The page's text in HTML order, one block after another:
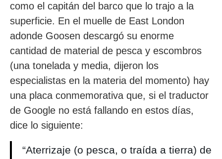
como el capitán del barco que lo trajo a la
superficie. En el muelle de East London
adonde Goosen descargó su enorme
cantidad de material de pesca y escombros
(una tonelada y media, dijeron los
especialistas en la materia del momento) hay
una placa conmemorativa que, si el traductor
de Google no está fallando en estos días,
dice lo siguiente:
“Aterrizaje (o pesca, o traída a tierra) de